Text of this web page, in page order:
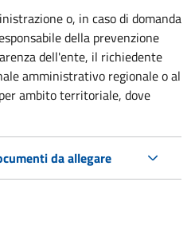
o, in caso di domanda
della prevenzione
dell'ente, il richiedente
amministrativo regionale o al
ambito territoriale, dove
da allegare